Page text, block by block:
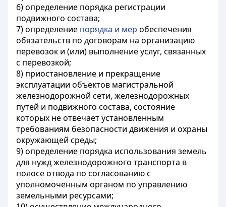
6) определение порядка регистрации
подвижного состава;
7) определение порядка и мер обеспечения
обязательств по договорам на организацию
перевозок и (или) выполнение услуг, связанных
с перевозкой;
8) приостановление и прекращение
эксплуатации объектов магистральной
железнодорожной сети, железнодорожных
путей и подвижного состава, состояние
которых не отвечает установленным
требованиям безопасности движения и охраны
окружающей среды;
9) определение порядка использования земель
для нужд железнодорожного транспорта в
полосе отвода по согласованию с
уполномоченным органом по управлению
земельными ресурсами;